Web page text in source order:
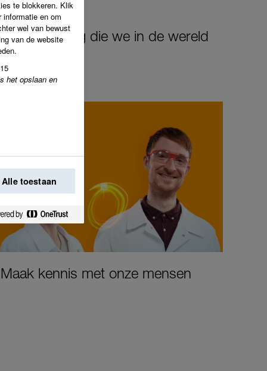
verandering die we in de wereld
Maak kennis met onze mensen
te blokkeren. Klik
informatie en om
wel van bewust
van de website
het opslaan en
Alle toestaan